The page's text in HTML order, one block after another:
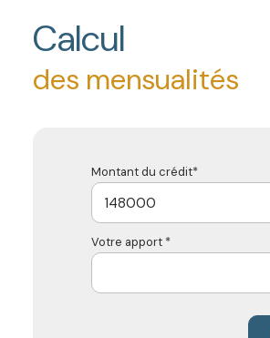
Calcul
des mensualités
Montant du crédit*
Votre apport *